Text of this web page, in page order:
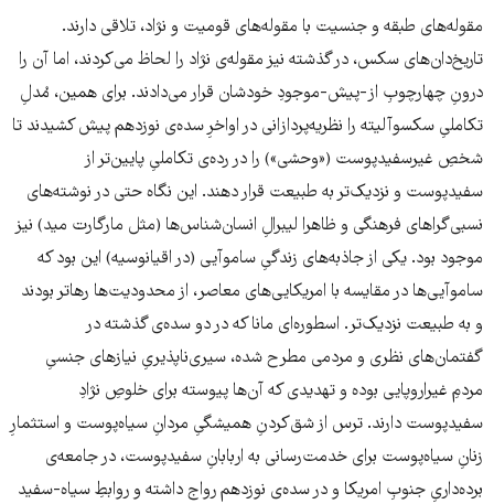
مقوله‌های طبقه و جنسیت با مقوله‌های قومیت و نژاد، تلاقی دارند.
تاریخ‌دان‌های سکس، در گذشته نیز مقوله‌ی نژاد را لحاظ می‌کردند، اما آن را
درونِ چهارچوبِ از-پیش-موجودِ خودشان قرار می‌دادند. برای همین، مُدلِ
تکاملیِ سکسوآلیته را نظریه‌پردازانی در اواخرِ سده‌ی نوزدهم پیش کشیدند تا
شخصِ غیرسفیدپوست («وحشی») را در رده‌ی تکاملیِ پایین‌تر از
سفیدپوست و نزدیک‌تر به طبیعت قرار دهند. این نگاه حتی در نوشته‌های
نسبی‌گراهای فرهنگی و ظاهرا لیبرالِ انسان‌شناس‌ها (مثل مارگارت مید) نیز
موجود بود. یکی از جاذبه‌های زندگیِ ساموآیی (در اقیانوسیه) این بود که
ساموآیی‌ها در مقایسه با امریکایی‌های معاصر، از محدودیت‌ها رهاتر بودند
و به طبیعت نزدیک‌تر. اسطوره‌ای مانا که در دو سده‌ی گذشته در
گفتمان‌های نظری و مردمی مطرح شده، سیری‌ناپذیریِ نیازهای جنسیِ
مردمِ غیراروپایی بوده و تهدیدی که آن‌ها پیوسته برای خلوصِ نژادِ
سفیدپوست دارند. ترس از شق‌کردنِ همیشگیِ مردانِ سیاه‌پوست و استثمارِ
زنانِ سیاه‌پوست برای خدمت‌رسانی به اربابانِ سفیدپوست، در جامعه‌ی
برده‌داریِ جنوبِ امریکا و در سده‌ی نوزدهم رواج داشته و روابطِ سیاه-سفید